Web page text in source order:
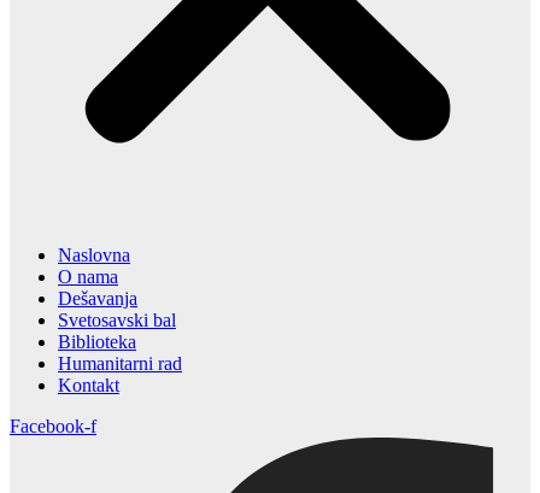
Naslovna
O nama
Dešavanja
Svetosavski bal
Biblioteka
Humanitarni rad
Kontakt
Facebook-f